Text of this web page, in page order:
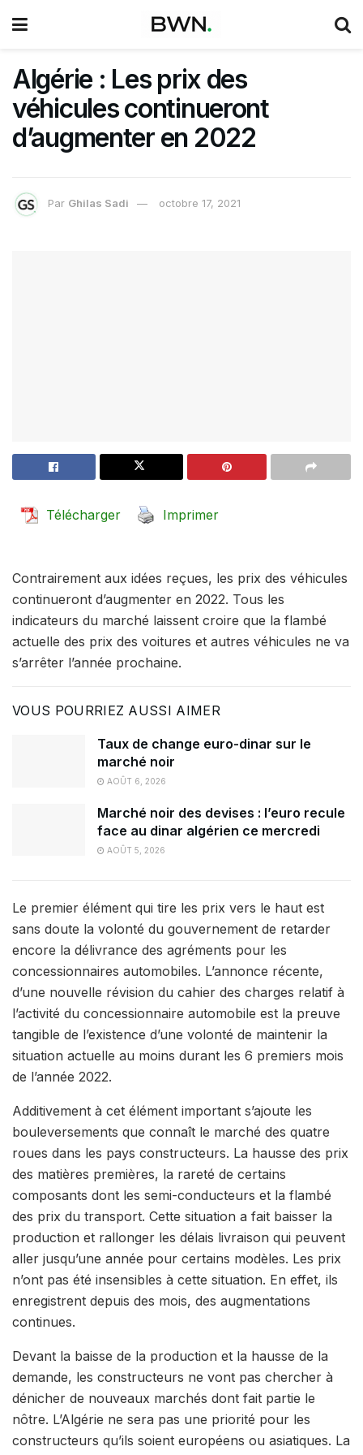
Algérie : Les prix des
véhicules continueront
d’augmenter en 2022
Par Ghilas Sadi octobre 17, 2021
Télécharger Imprimer
Contrairement aux idées reçues, les prix des véhicules
continueront d’augmenter en 2022. Tous les
indicateurs du marché laissent croire que la flambé
actuelle des prix des voitures et autres véhicules ne va
s’arrêter l’année prochaine.
VOUS POURRIEZ AUSSI AIMER
Taux de change euro-dinar sur le
marché noir
AOÛT 6, 2026
Marché noir des devises : l’euro recule
face au dinar algérien ce mercredi
AOÛT 5, 2026
Le premier élément qui tire les prix vers le haut est
sans doute la volonté du gouvernement de retarder
encore la délivrance des agréments pour les
concessionnaires automobiles. L’annonce récente,
d’une nouvelle révision du cahier des charges relatif à
l’activité du concessionnaire automobile est la preuve
tangible de l’existence d’une volonté de maintenir la
situation actuelle au moins durant les 6 premiers mois
de l’année 2022.
Additivement à cet élément important s’ajoute les
bouleversements que connaît le marché des quatre
roues dans les pays constructeurs. La hausse des prix
des matières premières, la rareté de certains
composants dont les semi-conducteurs et la flambé
des prix du transport. Cette situation a fait baisser la
production et rallonger les délais livraison qui peuvent
aller jusqu’une année pour certains modèles. Les prix
n’ont pas été insensibles à cette situation. En effet, ils
enregistrent depuis des mois, des augmentations
continues.
Devant la baisse de la production et la hausse de la
demande, les constructeurs ne vont pas chercher à
dénicher de nouveaux marchés dont fait partie le
nôtre. L’Algérie ne sera pas une priorité pour les
constructeurs qu’ils soient européens ou asiatiques. La